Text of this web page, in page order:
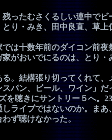
ったむさくるしい連中で
り・みき、田中良直、草
は十数年前のダイコン前夜
がおいでにるのは、とり
。結構張り切ってくれて
パン、ビール、ワイン」
聴きにサントリー５へ。
ライブではないのか。ま
ず聴けなかった。